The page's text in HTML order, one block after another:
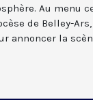
Au menu
de Belley-
annoncer la